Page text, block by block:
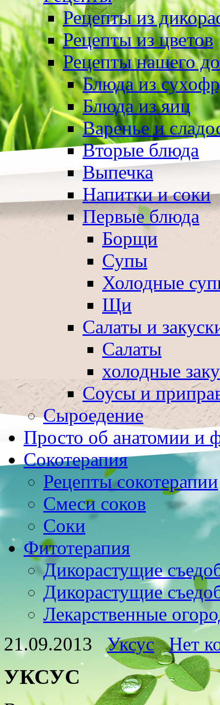
Рецепты из
Рецепты из цветов
Рецепты нашего
Блюда из
Блюда из яиц
Варенье и
Вторые блюда
Выпечка
Напитки и соки
Первые блюда
Борщи
Супы
Холодные
Щи
Салаты и
Салаты
холодные
Соусы и
Сыроедение
Просто об анатомии и
Сокотерапия
Рецепты сокотерапии
Смеси соков
Соки
Фитотерапия
Дикорастущие
Дикорастущие
Лекарственные
21.09.2013
Уксус Нет
УКСУС